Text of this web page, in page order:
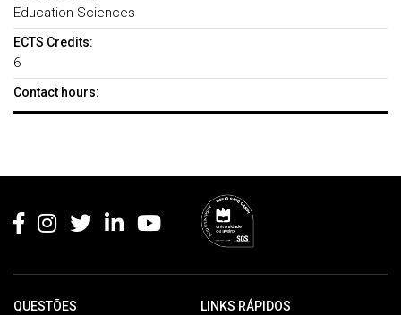
Education Sciences
ECTS Credits:
6
Contact hours:
QUESTÕES LINKS RÁPIDOS